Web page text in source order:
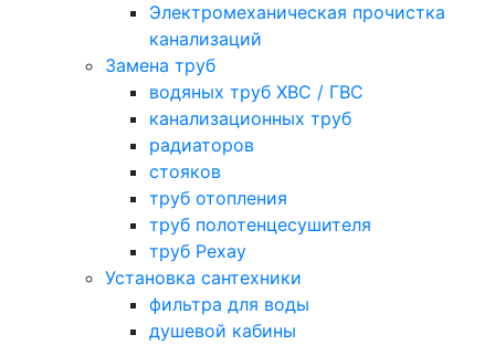
Электромеханическая прочистка
канализаций
Замена труб
водяных труб ХВС / ГВС
канализационных труб
радиаторов
стояков
труб отопления
труб полотенцесушителя
труб Рехау
Установка сантехники
фильтра для воды
душевой кабины